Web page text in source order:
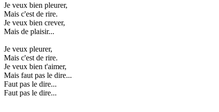
Je veux bien pleurer,
Mais c'est de rire.
Je veux bien crever,
Mais de plaisir...
Je veux pleurer,
Mais c'est de rire.
Je veux bien t'aimer,
Mais faut pas le dire...
Faut pas le dire...
Faut pas le dire...